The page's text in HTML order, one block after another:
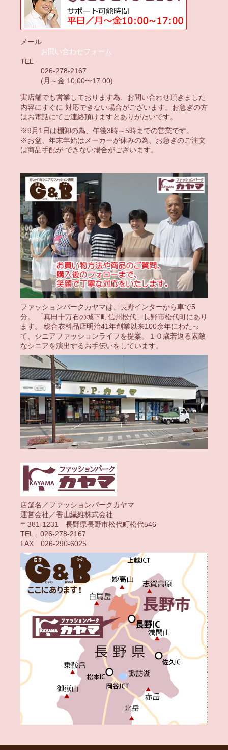
メール
お問い合わせフォーム
TEL
026-278-2167
(月～金 10:00〜17:00)
実店舗でも営業しております為、お問い合わせ頂きました
内容にすぐに 対応できない場合がございます。お急ぎの方
はお電話にてご連絡頂けますとありがたいです。
※9月1日は棚卸の為、午後3時～5時までの営業です。
※お盆、年末年始はメーカーが休みの為、お急ぎのご注文
は商品手配が できない場合がございます。
ファッションパークカヤマは、長野インターから車で5
分。 「真田十万石の城下町信州松代」長野市松代町にあり
ます。 総合衣料品店明治41年創業以来100余年にわたっ
て、シニアファッションライフを提案。１０歳若返る素敵
なシニアを演出するお手伝いをしています。
店舗名／ファッションパークカヤマ
運営会社／香山繊維株式会社
〒381-1231 長野県長野市松代町松代546
TEL 026-278-2167
FAX 026-290-6025